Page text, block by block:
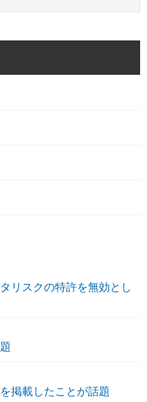
リスクの特許を無効とし
掲載したことが話題